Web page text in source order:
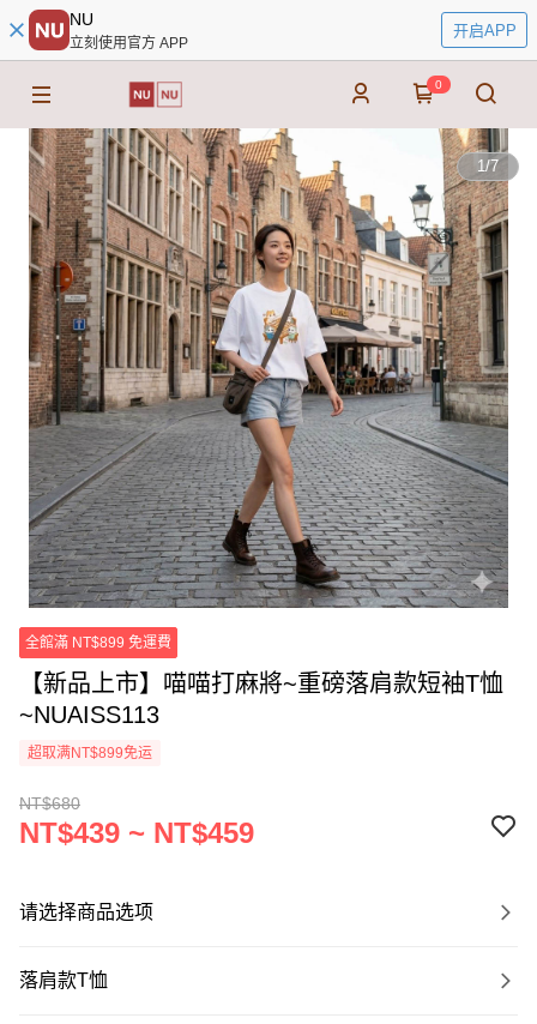
NU
立刻使用官方 APP
开启APP
0
1/7
全館滿 NT$899 免運費
【新品上市】喵喵打麻將~重磅落肩款短袖T恤
~NUAISS113
超取满NT$899免运
NT$680
NT$439 ~ NT$459
请选择商品选项
落肩款T恤